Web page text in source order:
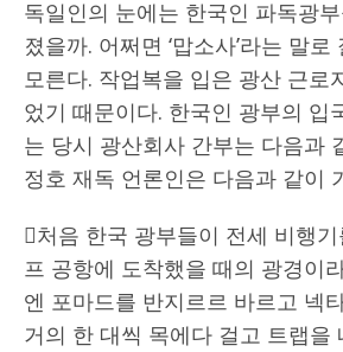
독일인의 눈에는 한국인 파독광
졌을까. 어쩌면 ‘맙소사’라는 말
모른다. 작업복을 입은 광산 근로
었기 때문이다. 한국인 광부의 입
는 당시 광산회사 간부는 다음과
정호 재독 언론인은 다음과 같이
󰡒처음 한국 광부들이 전세 비행
프 공항에 도착했을 때의 광경이
엔 포마드를 반지르르 바르고 넥
거의 한 대씩 목에다 걸고 트랩을